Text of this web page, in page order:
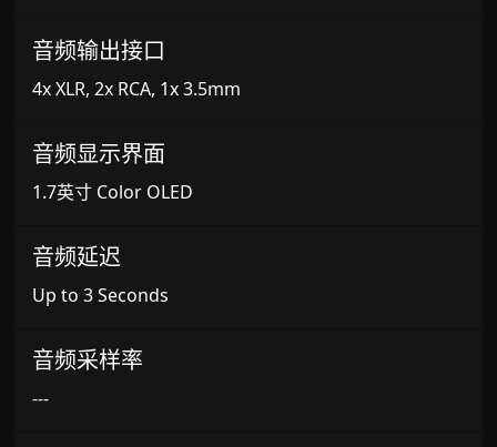
音频输出接口
4x XLR, 2x RCA, 1x 3.5mm
音频显示界面
1.7英寸 Color OLED
音频延迟
Up to 3 Seconds
音频采样率
---